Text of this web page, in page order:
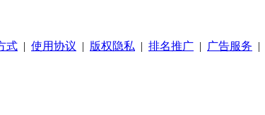
式 | 使用协议 | 版权隐私 | 排名推广 | 广告服务 |